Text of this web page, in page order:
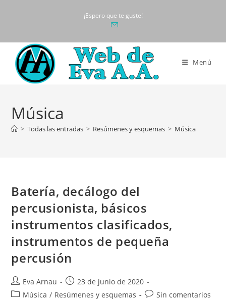
¡Espero que te guste!
Menú
Música
> Todas las entradas > Resúmenes y esquemas > Música
Batería, decálogo del
percusionista, básicos
instrumentos clasificados,
instrumentos de pequeña
percusión
Autor
de
Eva Arnau
Publicación
de
23 de junio de 2020
Categoría
Música / Resúmenes y esquemas
Comentarios
Sin comentarios